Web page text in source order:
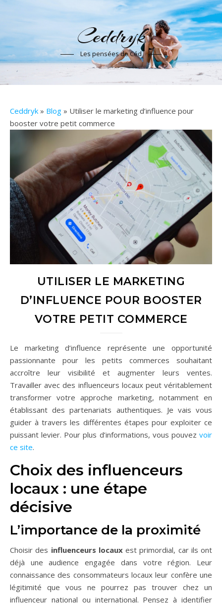
Ceddryk
Les pensées de Céd
Ceddryk » Blog » Utiliser le marketing d’influence pour
booster votre petit commerce
UTILISER LE MARKETING
D’INFLUENCE POUR BOOSTER
VOTRE PETIT COMMERCE
Le marketing d’influence représente une opportunité
passionnante pour les petits commerces souhaitant
accroître leur visibilité et augmenter leurs ventes.
Travailler avec des influenceurs locaux peut véritablement
transformer votre approche marketing, notamment en
établissant des partenariats authentiques. Je vais vous
guider à travers les différentes étapes pour exploiter ce
puissant levier. Pour plus d’informations, vous pouvez voir
ce site.
Choix des influenceurs
locaux : une étape
décisive
L’importance de la proximité
Choisir des influenceurs locauxest primordial, car ils ont
déjà une audience engagée dans votre région. Leur
connaissance des consommateurs locaux leur confère une
légitimité que vous ne pourrez pas trouver chez un
influenceur national ou international. Pensez à identifier